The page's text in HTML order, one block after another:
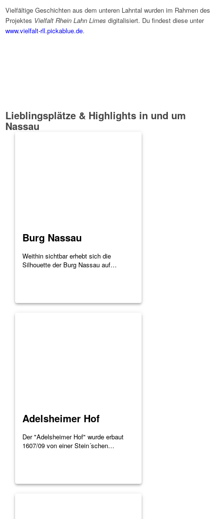
Vielfältige Geschichten aus dem unteren Lahntal wurden im Rahmen des
Projektes Vielfalt Rhein Lahn Limes digitalisiert. Du findest diese unter
www.vielfalt-rll.pickablue.de.
Lieblingsplätze & Highlights in und um
Nassau
Burg Nassau
Weithin sichtbar erhebt sich die
Silhouette der Burg Nassau auf…
Adelsheimer Hof
Der "Adelsheimer Hof" wurde erbaut
1607/09 von einer Stein´schen…